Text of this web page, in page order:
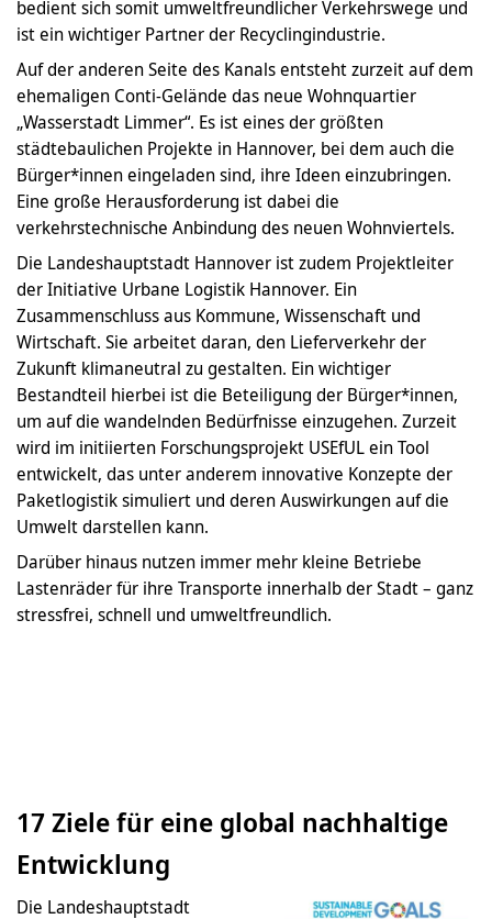
bedient sich somit umweltfreundlicher Verkehrswege und
ist ein wichtiger Partner der Recyclingindustrie.
Auf der anderen Seite des Kanals entsteht zurzeit auf dem
ehemaligen Conti-Gelände das neue Wohnquartier
„Wasserstadt Limmer“. Es ist eines der größten
städtebaulichen Projekte in Hannover, bei dem auch die
Bürger*innen eingeladen sind, ihre Ideen einzubringen.
Eine große Herausforderung ist dabei die
verkehrstechnische Anbindung des neuen Wohnviertels.
Die Landeshauptstadt Hannover ist zudem Projektleiter
der Initiative Urbane Logistik Hannover. Ein
Zusammenschluss aus Kommune, Wissenschaft und
Wirtschaft. Sie arbeitet daran, den Lieferverkehr der
Zukunft klimaneutral zu gestalten. Ein wichtiger
Bestandteil hierbei ist die Beteiligung der Bürger*innen,
um auf die wandelnden Bedürfnisse einzugehen. Zurzeit
wird im initiierten Forschungsprojekt USEfUL ein Tool
entwickelt, das unter anderem innovative Konzepte der
Paketlogistik simuliert und deren Auswirkungen auf die
Umwelt darstellen kann.
Darüber hinaus nutzen immer mehr kleine Betriebe
Lastenräder für ihre Transporte innerhalb der Stadt – ganz
stressfrei, schnell und umweltfreundlich.
17 Ziele für eine global nachhaltige
Entwicklung
Die Landeshauptstadt